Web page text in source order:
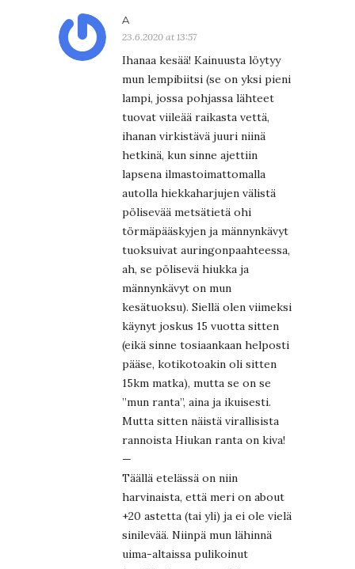
A
23.6.2020 at 13:57
Ihanaa kesää! Kainuusta löytyy
mun lempibiitsi (se on yksi pieni
lampi, jossa pohjassa lähteet
tuovat viileää raikasta vettä,
ihanan virkistävä juuri niinä
hetkinä, kun sinne ajettiin
lapsena ilmastoimattomalla
autolla hiekkaharjujen välistä
pölisevää metsätietä ohi
törmäpääskyjen ja männynkävyt
tuoksuivat auringonpaahteessa,
ah, se pölisevä hiukka ja
männynkävyt on mun
kesätuoksu). Siellä olen viimeksi
käynyt joskus 15 vuotta sitten
(eikä sinne tosiaankaan helposti
pääse, kotikotoakin oli sitten
15km matka), mutta se on se
”mun ranta”, aina ja ikuisesti.
Mutta sitten näistä virallisista
rannoista Hiukan ranta on kiva!
—
Täällä etelässä on niin
harvinaista, että meri on about
+20 astetta (tai yli) ja ei ole vielä
sinilevää. Niinpä mun lähinnä
uima-altaissa pulikoinut